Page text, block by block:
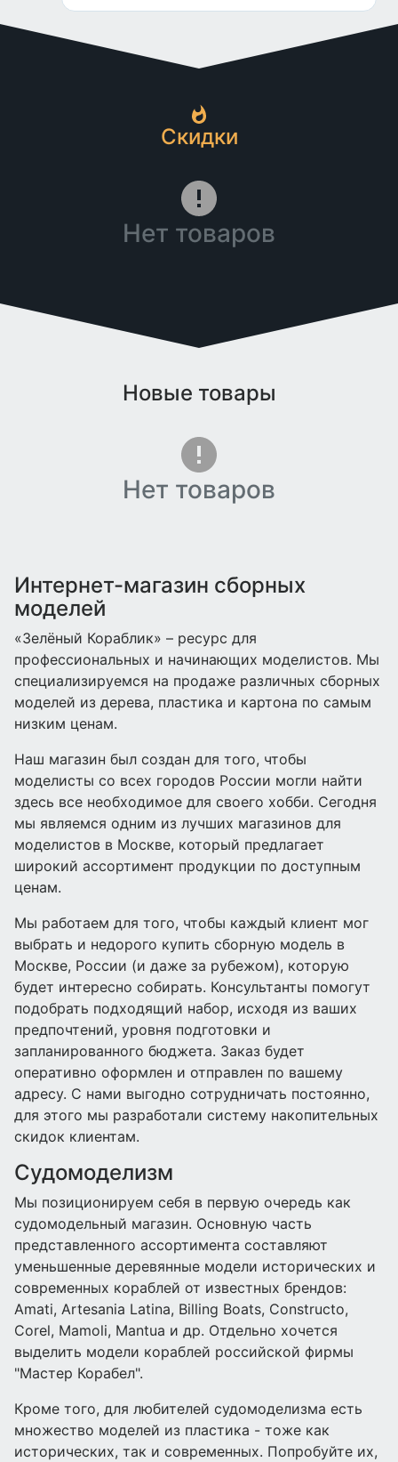
Скидки
Нет товаров
Новые товары
Нет товаров
Интернет-магазин сборных
моделей
«Зелёный Кораблик» – ресурс для
профессиональных и начинающих моделистов. Мы
специализируемся на продаже различных сборных
моделей из дерева, пластика и картона по самым
низким ценам.
Наш магазин был создан для того, чтобы
моделисты со всех городов России могли найти
здесь все необходимое для своего хобби. Сегодня
мы являемся одним из лучших магазинов для
моделистов в Москве, который предлагает
широкий ассортимент продукции по доступным
ценам.
Мы работаем для того, чтобы каждый клиент мог
выбрать и недорого купить сборную модель в
Москве, России (и даже за рубежом), которую
будет интересно собирать. Консультанты помогут
подобрать подходящий набор, исходя из ваших
предпочтений, уровня подготовки и
запланированного бюджета. Заказ будет
оперативно оформлен и отправлен по вашему
адресу. С нами выгодно сотрудничать постоянно,
для этого мы разработали систему накопительных
скидок клиентам.
Судомоделизм
Мы позиционируем себя в первую очередь как
судомодельный магазин. Основную часть
представленного ассортимента составляют
уменьшенные деревянные модели исторических и
современных кораблей от известных брендов:
Amati, Artesania Latina, Billing Boats, Constructo,
Corel, Mamoli, Mantua и др. Отдельно хочется
выделить модели кораблей российской фирмы
"Мастер Корабел".
Кроме того, для любителей судомоделизма есть
множество моделей из пластика - тоже как
исторических, так и современных. Попробуйте их,